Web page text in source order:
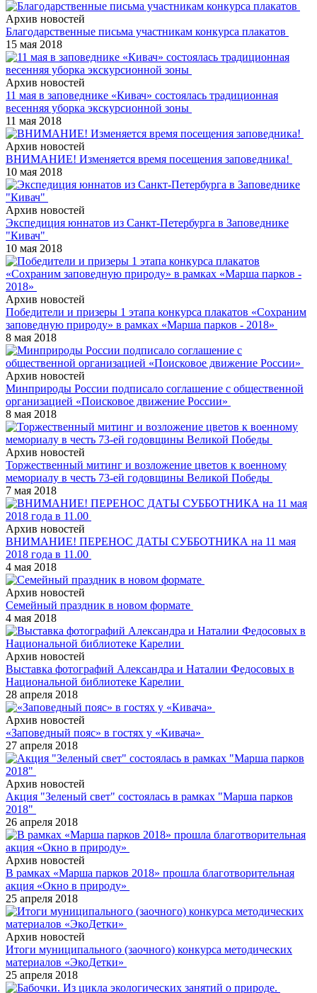
Архив новостей
Благодарственные письма участникам конкурса плакатов
15 мая 2018
Архив новостей
11 мая в заповеднике «Кивач» состоялась традиционная
весенняя уборка экскурсионной зоны
11 мая 2018
Архив новостей
ВНИМАНИЕ! Изменяется время посещения заповедника!
10 мая 2018
Архив новостей
Экспедиция юннатов из Санкт-Петербурга в Заповеднике
"Кивач"
10 мая 2018
Архив новостей
Победители и призеры 1 этапа конкурса плакатов «Сохраним
заповедную природу» в рамках «Марша парков - 2018»
8 мая 2018
Архив новостей
Минприроды России подписало соглашение с общественной
организацией «Поисковое движение России»
8 мая 2018
Архив новостей
Торжественный митинг и возложение цветов к военному
мемориалу в честь 73-ей годовщины Великой Победы
7 мая 2018
Архив новостей
ВНИМАНИЕ! ПЕРЕНОС ДАТЫ СУББОТНИКА на 11 мая
2018 года в 11.00
4 мая 2018
Архив новостей
Семейный праздник в новом формате
4 мая 2018
Архив новостей
Выставка фотографий Александра и Наталии Федосовых в
Национальной библиотеке Карелии
28 апреля 2018
Архив новостей
«Заповедный пояс» в гостях у «Кивача»
27 апреля 2018
Архив новостей
Акция "Зеленый свет" состоялась в рамках "Марша парков
2018"
26 апреля 2018
Архив новостей
В рамках «Марша парков 2018» прошла благотворительная
акция «Окно в природу»
25 апреля 2018
Архив новостей
Итоги муниципального (заочного) конкурса методических
материалов «ЭкоДетки»
25 апреля 2018